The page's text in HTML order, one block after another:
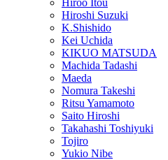
Hiroshi Suzuki
K.Shishido
Kei Uchida
KIKUO MATSUDA
Machida Tadashi
Maeda
Nomura Takeshi
Ritsu Yamamoto
Saito Hiroshi
Takahashi Toshiyuki
Tojiro
Yukio Nibe